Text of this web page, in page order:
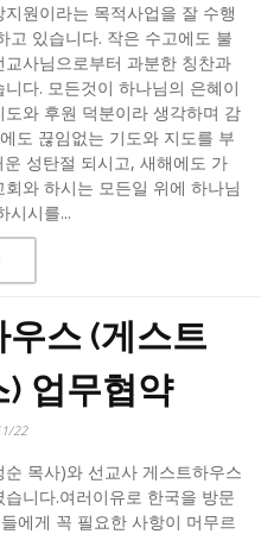
원이라는 목적사업을 잘 수행
고 있습니다. 작은 수고에도 불
교사님으로부터 과분한 칭찬과
다. 모든것이 하나님의 은혜이
도와 후원 덕분이라 생각하며 감
도 끊임없는 기도와 지도를 부
성탄절 되시고, 새해에도 가
와 하시는 모든일 위에 하나님
시시를...
우스 (게스트
) 업무협약
22
순 목사)와 선교사 게스트하우스
니다.여러이유로 한국을 방문
에게 꼭 필요한 사항이 머무르